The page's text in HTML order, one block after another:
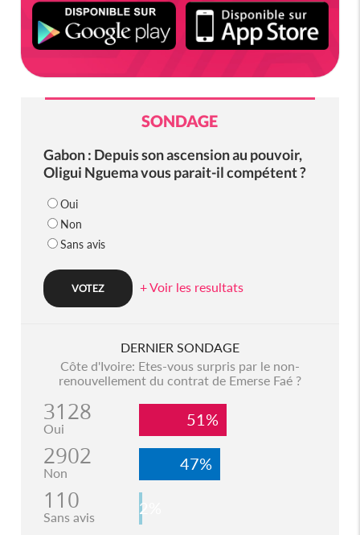
SONDAGE
Gabon : Depuis son ascension au pouvoir,
Oligui Nguema vous parait-il compétent ?
Oui
Non
Sans avis
+ Voir les resultats
DERNIER SONDAGE
Côte d'Ivoire: Etes-vous surpris par le non-
renouvellement du contrat de Emerse Faé ?
3128
Oui 51%
2902
Non 47%
110
Sans avis 2%